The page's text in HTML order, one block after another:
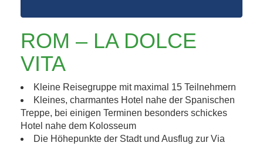
ROM – LA DOLCE
VITA
Kleine Reisegruppe mit maximal 15 Teilnehmern
Kleines, charmantes Hotel nahe der Spanischen
Treppe, bei einigen Terminen besonders schickes
Hotel nahe dem Kolosseum
Die Höhepunkte der Stadt und Ausflug zur Via